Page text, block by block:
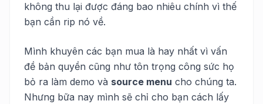
không thu lại được đáng bao nhiêu chính vì thế
bạn cần rip nó về.
Mình khuyên các bạn mua là hay nhất vì vấn
đề bản quyền cũng như tôn trọng công sức họ
bỏ ra làm demo và source menu cho chúng ta.
Nhưng bữa nay mình sẽ chỉ cho bạn cách lấy